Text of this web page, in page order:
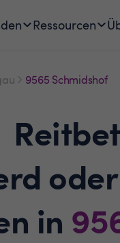
Ressourcen
9565 Schmidshof
in